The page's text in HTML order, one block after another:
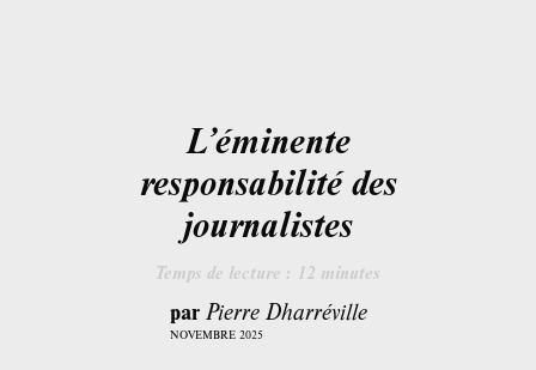
L’éminente
responsabilité des
journalistes
Temps de lecture : 12 minutes
par Pierre Dharréville
NOVEMBRE 2025